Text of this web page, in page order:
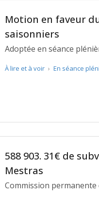
Motion en faveur
saisonniers
Adoptée en séance
À lire et à voir › En séance
588 903. 31€ de
Mestras
Commission permanente